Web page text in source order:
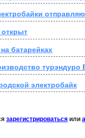
открыт
батарейках
турэндуро
электробайк
зарегистрироваться или